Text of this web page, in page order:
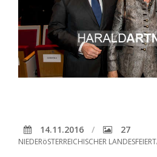
14.11.2016 27
NIEDERöSTERREICHISCHER